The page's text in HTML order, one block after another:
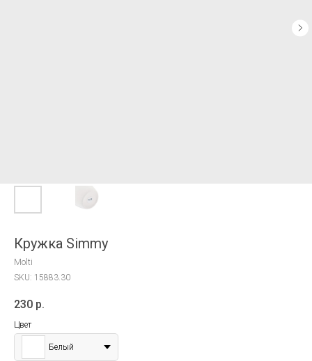
Кружка Simmy
Molti
SKU: 15883.30
230 р.
Цвет
Белый